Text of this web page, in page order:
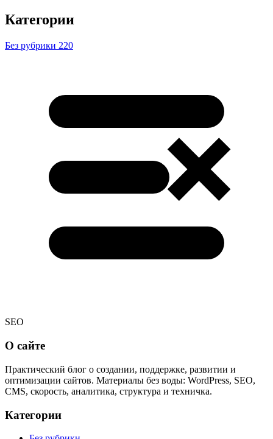
Категории
Без рубрики 220
SEO
О сайте
Практический блог о создании, поддержке, развитии и
оптимизации сайтов. Материалы без воды: WordPress, SEO,
CMS, скорость, аналитика, структура и техничка.
Категории